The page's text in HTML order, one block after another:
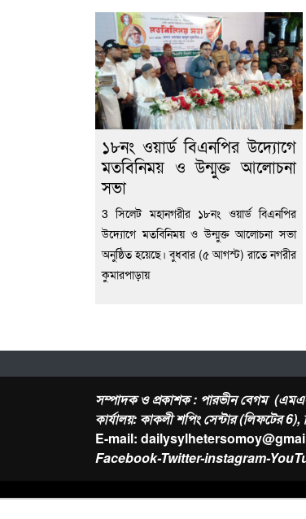
১৮নং ওয়ার্ড বিএনপির উদ্যোগে
মতবিনিময় ও উন্মুক্ত আলোচনা
সভা
3 সিলেট মহানগরীর ১৮নং ওয়ার্ড বিএনপির
উদ্যোগে মতবিনিময় ও উন্মুক্ত আলোচনা সভা
অনুষ্ঠিত হয়েছে। বুধবার (৫ আগস্ট) রাতে নগরীর
কুমারপাড়ায়
সম্পাদক ও প্রকাশক : পারভীন বেগম
কার্যালয়: কাকলী শপিং সেন্টার (লিফটের
E-mail:
Facebook-Twitter-instagram-
About Us Contact-Privacy Policy